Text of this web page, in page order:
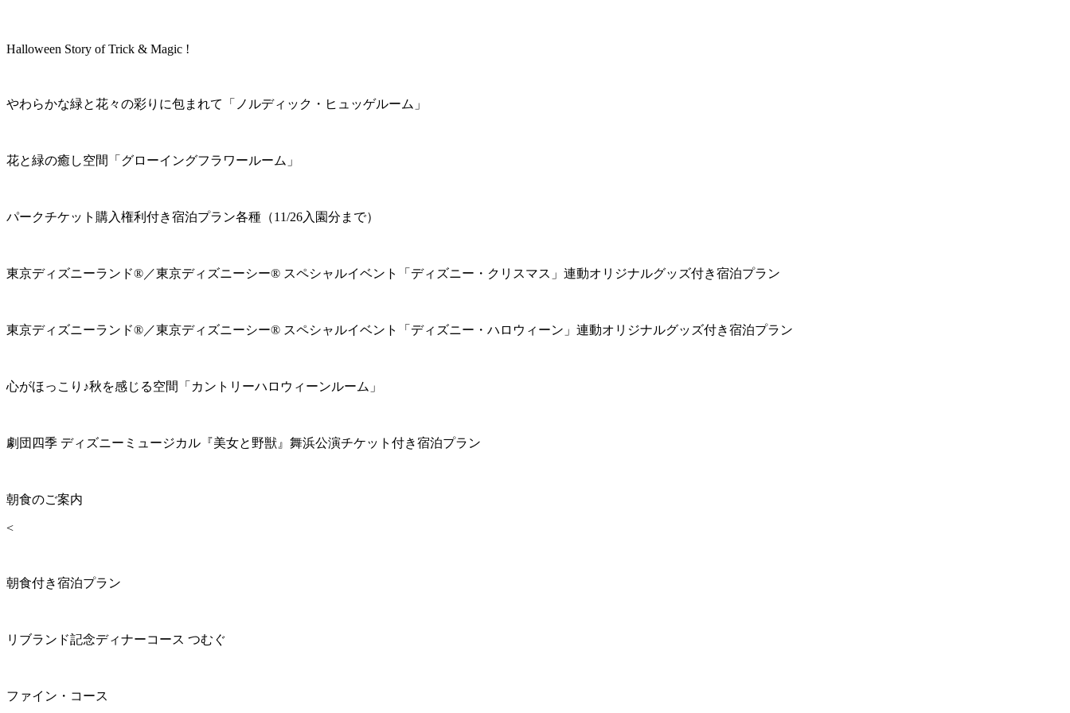
Halloween Story of Trick & Magic !
やわらかな緑と花々の彩りに包まれて「ノルディック・ヒュッゲルーム」
花と緑の癒し空間「グローイングフラワールーム」
パークチケット購入権利付き宿泊プラン各種（11/26入園分まで）
東京ディズニーランド®／東京ディズニーシー® スペシャルイベント「ディズニー・クリスマス」連動オリジナルグッズ付き宿泊プラン
東京ディズニーランド®／東京ディズニーシー® スペシャルイベント「ディズニー・ハロウィーン」連動オリジナルグッズ付き宿泊プラン
心がほっこり♪秋を感じる空間「カントリーハロウィーンルーム」
劇団四季 ディズニーミュージカル『美女と野獣』舞浜公演チケット付き宿泊プラン
朝食のご案内
<
朝食付き宿泊プラン
リブランド記念ディナーコース つむぐ
ファイン・コース